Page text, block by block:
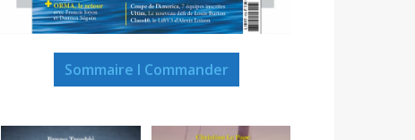
Sommaire I Commander